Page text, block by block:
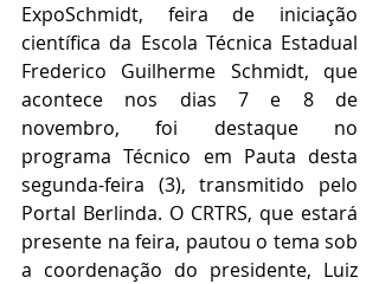
ExpoSchmidt, feira de iniciação
científica da Escola Técnica Estadual
Frederico Guilherme Schmidt, que
acontece nos dias 7 e 8 de
novembro, foi destaque no
programa Técnico em Pauta desta
segunda-feira (3), transmitido pelo
Portal Berlinda. O CRTRS, que estará
presente na feira, pautou o tema sob
a coordenação do presidente, Luiz